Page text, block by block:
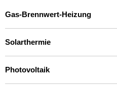
Gas-Brennwert-Heizung
Solarthermie
Photovoltaik